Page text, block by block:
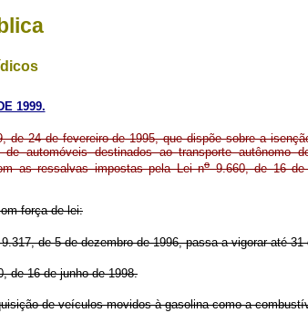
1999.
de 24 de fevereiro de 1995, que dispõe sobre a
de automóveis destinados ao transporte autônomo
as ressalvas impostas pela Lei no9.660, de 16 de
força de lei:
de 5 de dezembro de 1996, passa a vigorar até 31
de 16 de junho de 1998.
de veículos movidos à gasolina como a